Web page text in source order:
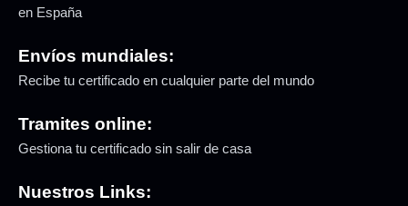
en España
Envíos mundiales:
Recibe tu certificado en cualquier parte del mundo
Tramites online:
Gestiona tu certificado sin salir de casa
Nuestros Links: